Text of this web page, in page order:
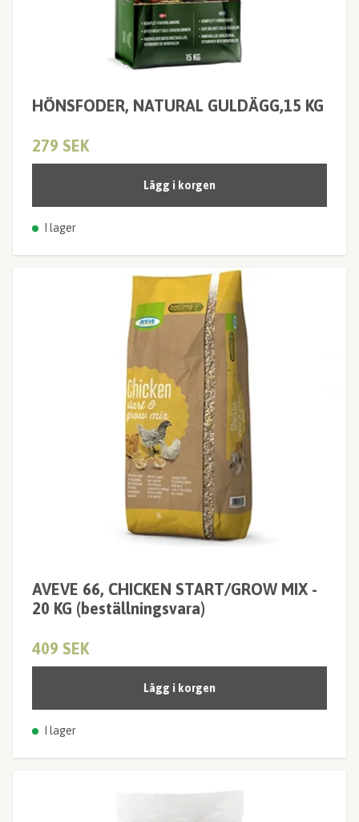
HÖNSFODER, NATURAL GULDÄGG,15 KG
279 SEK
Lägg i korgen
I lager
AVEVE 66, CHICKEN START/GROW MIX -
20 KG (beställningsvara)
409 SEK
Lägg i korgen
I lager